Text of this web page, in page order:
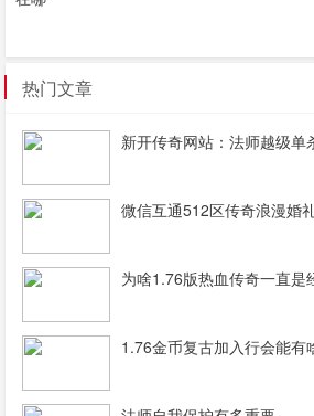
热门文章
新开传奇网站：法师越级单
微信互通512区传奇浪漫婚
为啥1.76版热血传奇一直是
1.76金币复古加入行会能有